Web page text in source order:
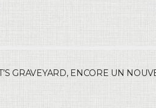
GRAVEYARD, ENCORE UN